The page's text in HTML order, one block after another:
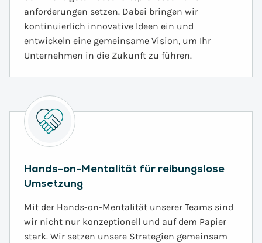
anforderungen setzen. Dabei bringen wir
kontinuierlich innovative Ideen ein und
entwickeln eine gemeinsame Vision, um Ihr
Unternehmen in die Zukunft zu führen.
Hands-on-Mentalität für reibungslose
Umsetzung
Mit der Hands-on-Mentalität unserer Teams sind
wir nicht nur konzeptionell und auf dem Papier
stark. Wir setzen unsere Strategien gemeinsam